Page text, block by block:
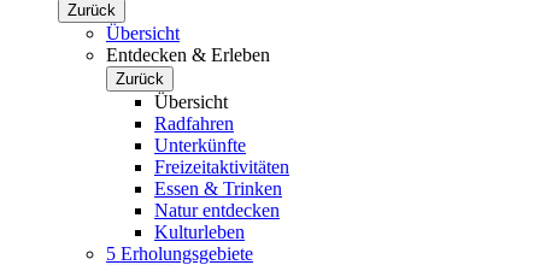
Zurück
Übersicht
Entdecken & Erleben
Zurück
Übersicht
Radfahren
Unterkünfte
Freizeitaktivitäten
Essen & Trinken
Natur entdecken
Kulturleben
5 Erholungsgebiete